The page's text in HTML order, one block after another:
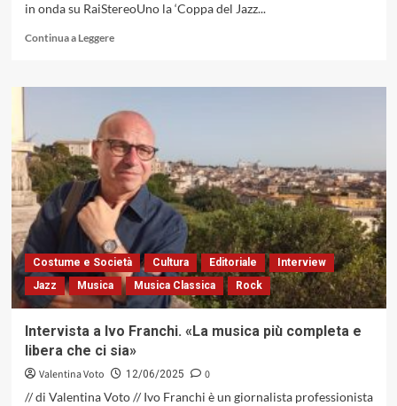
in onda su RaiStereoUno la ‘Coppa del Jazz...
Continua a LeggereLeggi
su
Rossana
Buono:
«Mi
sono
occupata
di
critica
nell’ambito
del
jazz
dalla
seconda
degli
anni
Settanta…»
Costume e Società Cultura Editoriale
Interview
Jazz
Musica Musica Classica Rock
Intervista a Ivo Franchi. «La musica più completa e
libera che ci sia»
Valentina Voto 12/06/2025
0
// di Valentina Voto // Ivo Franchi è un giornalista professionista